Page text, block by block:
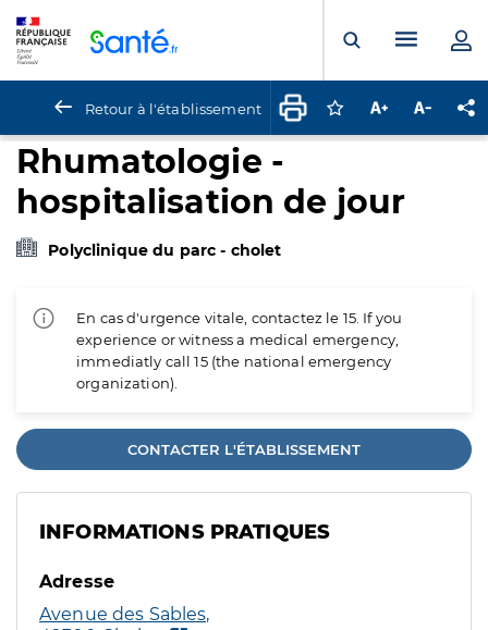
Ouvrir laMenu
Retour à l'établissement Connectez-vous
Augmenter la
Rhumatologie -
hospitalisation de jour
Polyclinique du parc - cholet
En cas d'urgence vitale, contactez le 15. If you
experience or witness a medical emergency,
immediatly call 15 (the national emergency
organization).
CONTACTER L'ÉTABLISSEMENT
INFORMATIONS PRATIQUES
Adresse
Avenue des Sables,